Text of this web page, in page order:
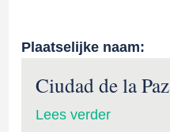
Plaatselijke naam:
Ciudad de la Paz
Lees verder